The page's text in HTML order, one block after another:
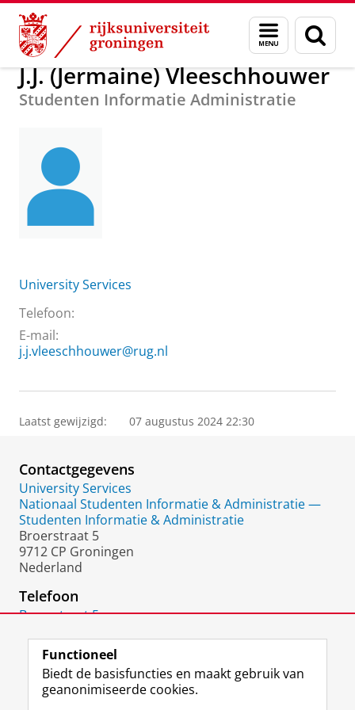
Skip
Content
Skip
Navigation
Menu
en
zoeken
Over ons J.J. (Jermaine) Vleeschhouwer
J.J. (Jermaine) Vleeschhouwer
Studenten Informatie Administratie
University Services
Telefoon:
E-mail:
j.j.vleeschhouwer@rug.nl
Laatst gewijzigd: 07 augustus 2024 22:30
Contactgegevens
University Services
Nationaal Studenten Informatie & Administratie —
Studenten Informatie & Administratie
Broerstraat 5
9712 CP Groningen
Nederland
Telefoon
Broerstraat 5
Functioneel
Biedt de basisfuncties en maakt gebruik van
geanonimiseerde cookies.